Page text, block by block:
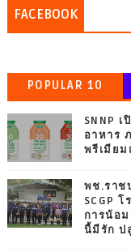
FACEBOOK
POPULAR 10
SNNP
อาหาร
พรีเมีย
พช.ราช
SCGP
การน้อม
นี้มีรัก ป